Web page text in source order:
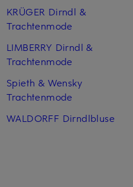
KRÜGER Dirndl &
Trachtenmode
LIMBERRY Dirndl &
Trachtenmode
Spieth & Wensky
Trachtenmode
WALDORFF Dirndlbluse